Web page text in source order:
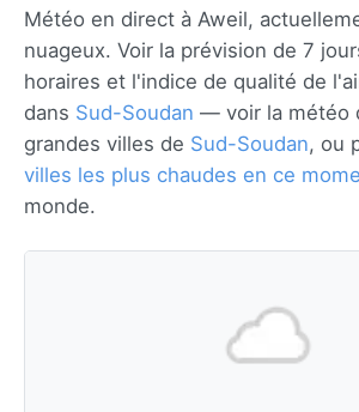
Météo en direct à Aweil,
nuageux. Voir la prévision de 7
horaires et l'indice de qualité de
dans Sud-Soudan — voir la météo
grandes villes de Sud-Soudan, ou
villes les plus chaudes en ce
monde.